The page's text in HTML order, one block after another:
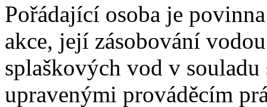
Pořádající osoba je
akce, její zásobování
splaškových vod v
upravenými prováděcím